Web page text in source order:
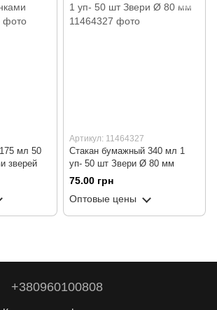
мл 50
зверей
Артикул: 11464327
Стакан бумажный 340 мл 1
уп- 50 шт Звери Ø 80 мм
75.00 грн
Оптовые цены
+380960100808